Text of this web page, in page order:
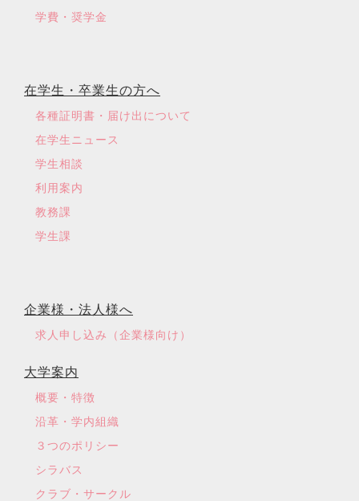
学費・奨学金
在学生・卒業生の方へ
各種証明書・届け出について
在学生ニュース
学生相談
利用案内
教務課
学生課
企業様・法人様へ
求人申し込み（企業様向け）
大学案内
概要・特徴
沿革・学内組織
３つのポリシー
シラバス
クラブ・サークル